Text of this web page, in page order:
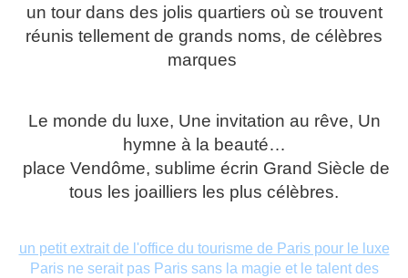
un tour dans des jolis quartiers où se trouvent
réunis tellement de grands noms, de célèbres
marques
Le monde du luxe, Une invitation au rêve, Un
hymne à la beauté…
place Vendôme, sublime écrin Grand Siècle de
tous les joailliers les plus célèbres.
un petit extrait de l'office du tourisme de Paris pour le luxe
Paris ne serait pas Paris sans la magie et le talent des